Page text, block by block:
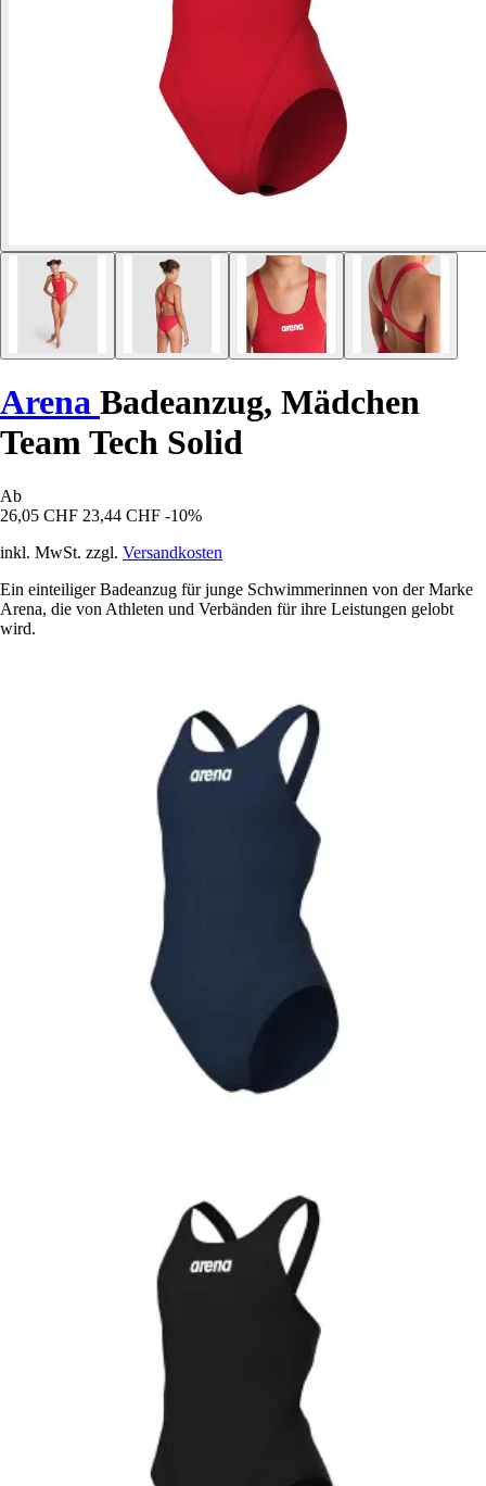
Arena Badeanzug, Mädchen
Team Tech Solid
Ab
26,05 CHF 23,44 CHF -10%
inkl. MwSt. zzgl. Versandkosten
Ein einteiliger Badeanzug für junge Schwimmerinnen von der Marke
Arena, die von Athleten und Verbänden für ihre Leistungen gelobt
wird.